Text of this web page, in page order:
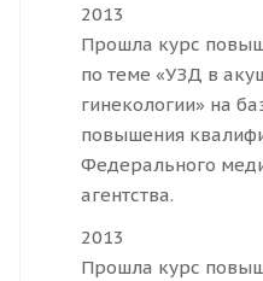
2013
Прошла курс
по теме «УЗД в
гинекологии» на
повышения
Федерального
агентства.
2013
Прошла курс